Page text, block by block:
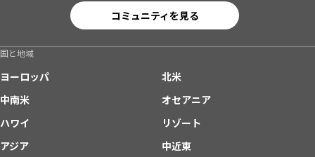
コミュニティを見る
国と地域
ヨーロッパ
北米
中南米
オセアニア
ハワイ
リゾート
アジア
中近東